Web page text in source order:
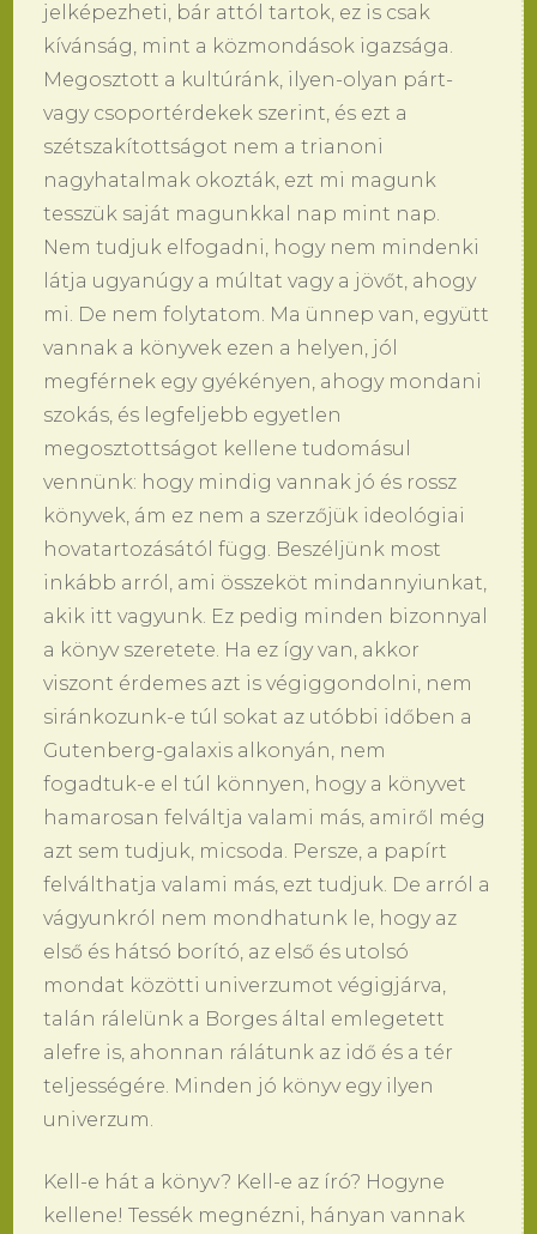
jelképezheti, bár attól tartok, ez is csak
kívánság, mint a közmondások igazsága.
Megosztott a kultúránk, ilyen-olyan párt-
vagy csoportérdekek szerint, és ezt a
szétszakítottságot nem a trianoni
nagyhatalmak okozták, ezt mi magunk
tesszük saját magunkkal nap mint nap.
Nem tudjuk elfogadni, hogy nem mindenki
látja ugyanúgy a múltat vagy a jövőt, ahogy
mi. De nem folytatom. Ma ünnep van, együtt
vannak a könyvek ezen a helyen, jól
megférnek egy gyékényen, ahogy mondani
szokás, és legfeljebb egyetlen
megosztottságot kellene tudomásul
vennünk: hogy mindig vannak jó és rossz
könyvek, ám ez nem a szerzőjük ideológiai
hovatartozásától függ. Beszéljünk most
inkább arról, ami összeköt mindannyiunkat,
akik itt vagyunk. Ez pedig minden bizonnyal
a könyv szeretete. Ha ez így van, akkor
viszont érdemes azt is végiggondolni, nem
siránkozunk-e túl sokat az utóbbi időben a
Gutenberg-galaxis alkonyán, nem
fogadtuk-e el túl könnyen, hogy a könyvet
hamarosan felváltja valami más, amiről még
azt sem tudjuk, micsoda. Persze, a papírt
felválthatja valami más, ezt tudjuk. De arról a
vágyunkról nem mondhatunk le, hogy az
első és hátsó borító, az első és utolsó
mondat közötti univerzumot végigjárva,
talán rálelünk a Borges által emlegetett
alefre is, ahonnan rálátunk az idő és a tér
teljességére. Minden jó könyv egy ilyen
univerzum.
Kell-e hát a könyv? Kell-e az író? Hogyne
kellene! Tessék megnézni, hányan vannak